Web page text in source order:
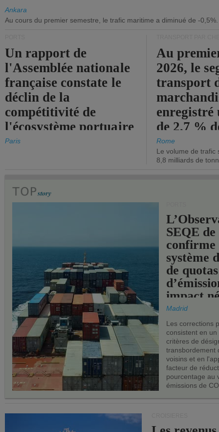
Ankara
Au cours du premier semestre, le trafic maritime a diminué de -0,5%.
Un rapport de
l'Assemblée nationale
française constate le
déclin de la
compétitivité de
l'écosystème portuaire
de l'État.
Paris
Au
2026, le
transport
enregistré
de 2,7 %
chiffre
Rome
Le volume de trafic
8,8 milliards de
SEQE de
confirme
système
de quotas
impact
les ports
Madrid
Les corrections
consistent en
critères de
transbordement
voisins et en
facteur de
pourcentage au
émissions de